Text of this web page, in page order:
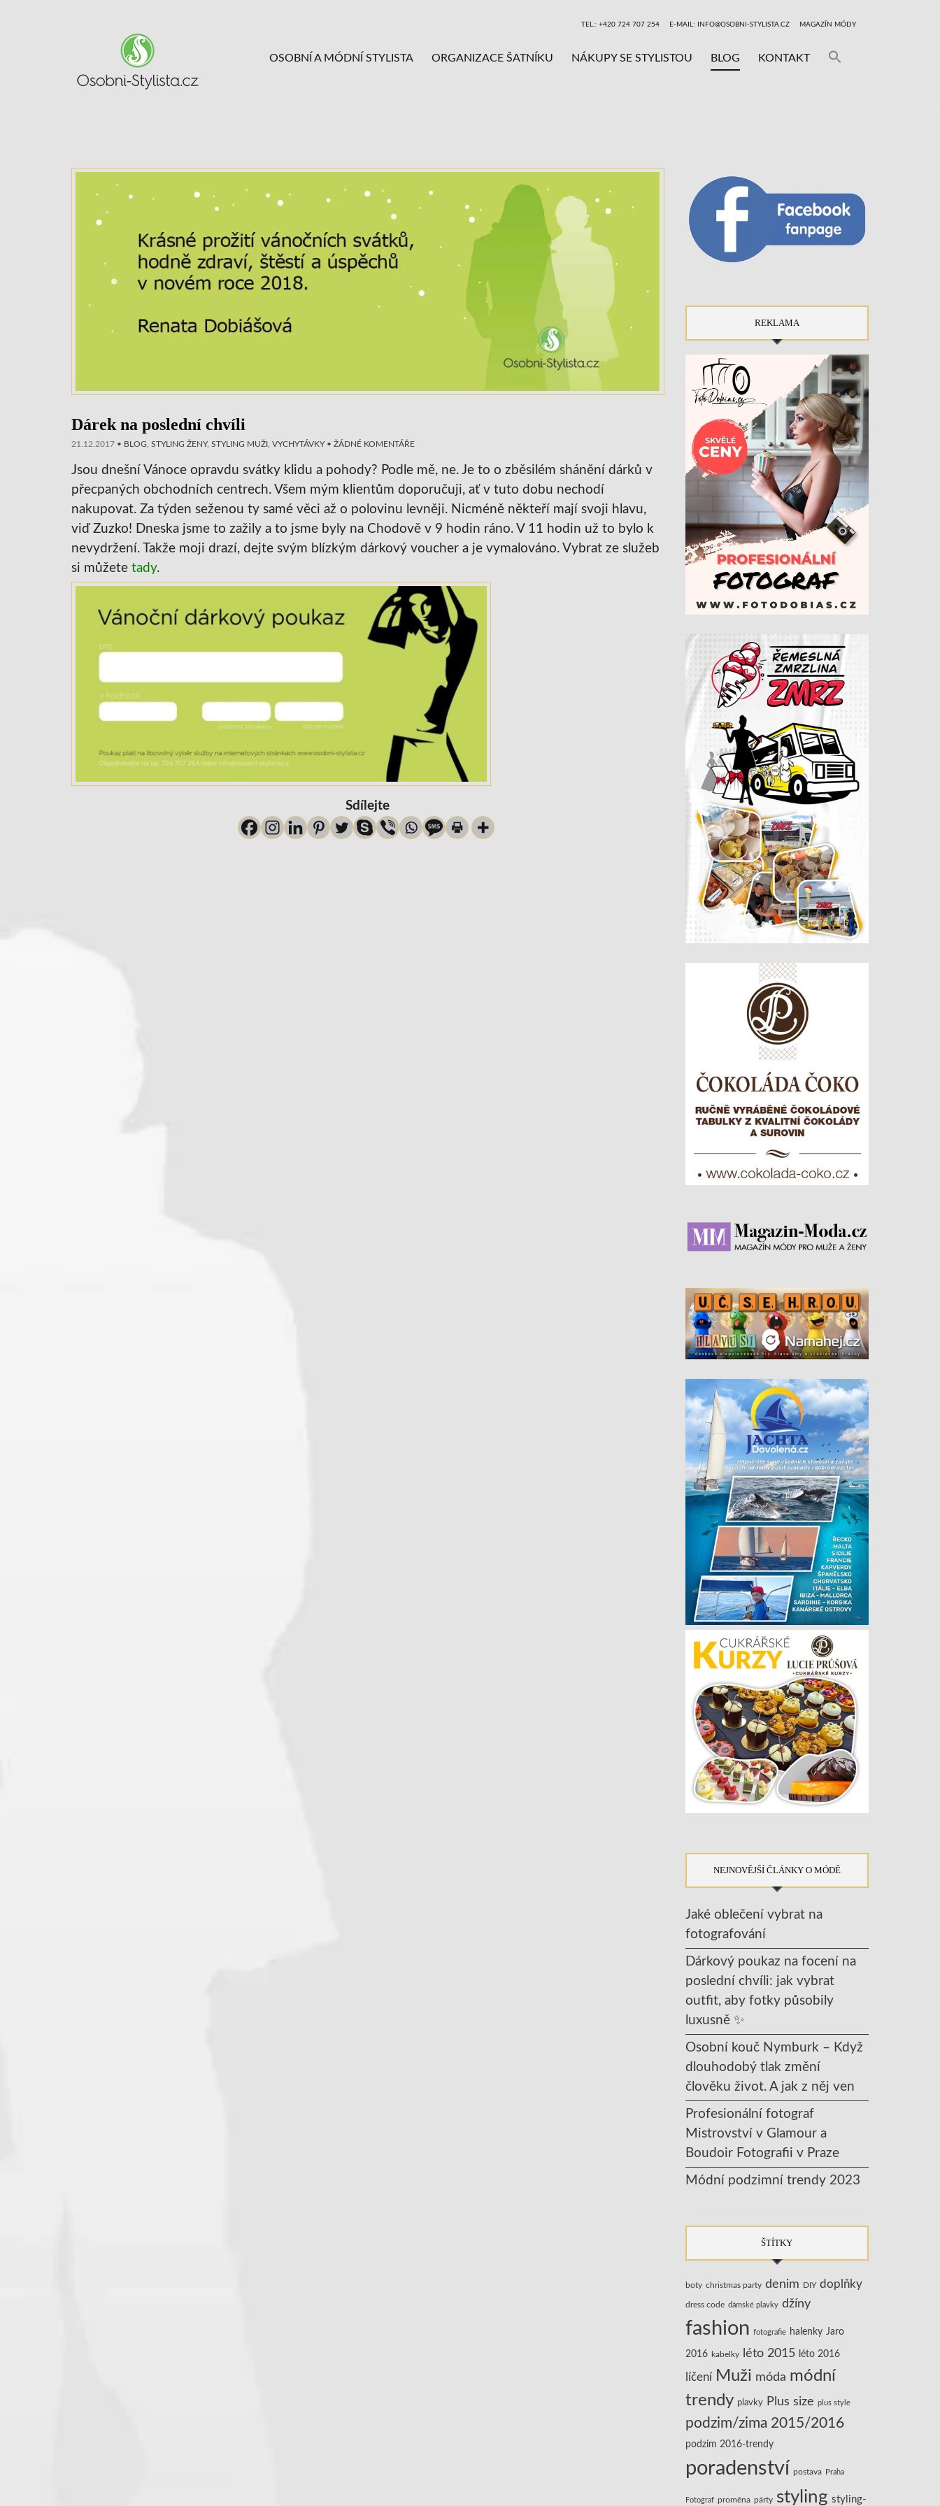
TEL.: +420 724 707 254 E-MAIL: INFO@OSOBNI-STYLISTA.CZ MAGAZÍN MÓDY
OSOBNÍ A MÓDNÍ STYLISTA ORGANIZACE ŠATNÍKU NÁKUPY SE STYLISTOU BLOG KONTAKT
Dárek na poslední chvíli
21.12.2017 • BLOG STYLING ŽENY, STYLING MUŽI VYCHYTÁVKY• ŽÁDNÉ KOMENTÁŘE
Jsou dnešní Vánoce opravdu svátky klidu a pohody? Podle mě, ne. Je to o zběsilém shánění dárků v
přecpaných obchodních centrech. Všem mým klientům doporučuji, ať v tuto dobu nechodí
nakupovat. Za týden seženou ty samé věci až o polovinu levněji. Nicméně někteří mají svoji hlavu,
viď Zuzko! Dneska jsme to zažily a to jsme byly na Chodově v 9 hodin ráno. V 11 hodin už to bylo k
nevydržení. Takže moji drazí, dejte svým blízkým dárkový voucher a je vymalováno. Vybrat ze služeb
si můžete tady.
Sdílejte
REKLAMA
NEJNOVĚJŠÍ ČLÁNKY O MÓDĚ
Jaké oblečení vybrat na
fotografování
Dárkový poukaz na focení na
poslední chvíli: jak vybrat
outfit, aby fotky působily
luxusně ✨
Osobní kouč Nymburk – Když
dlouhodobý tlak změní
člověku život. A jak z něj ven
Profesionální fotograf
Mistrovství v Glamour a
Boudoir Fotografii v Praze
Módní podzimní trendy 2023
ŠTÍTKY
boty christmas party denim DIY doplňky
dress code dámské plavky džíny
fashion fotografie halenky Jaro
2016 kabelky léto 2015 léto 2016
líčení Muži móda módní
trendy plavky Plus size plus style
podzim/zima 2015/2016
podzim 2016-trendy
poradenství postava Praha
Fotograf proměna párty styling styling-